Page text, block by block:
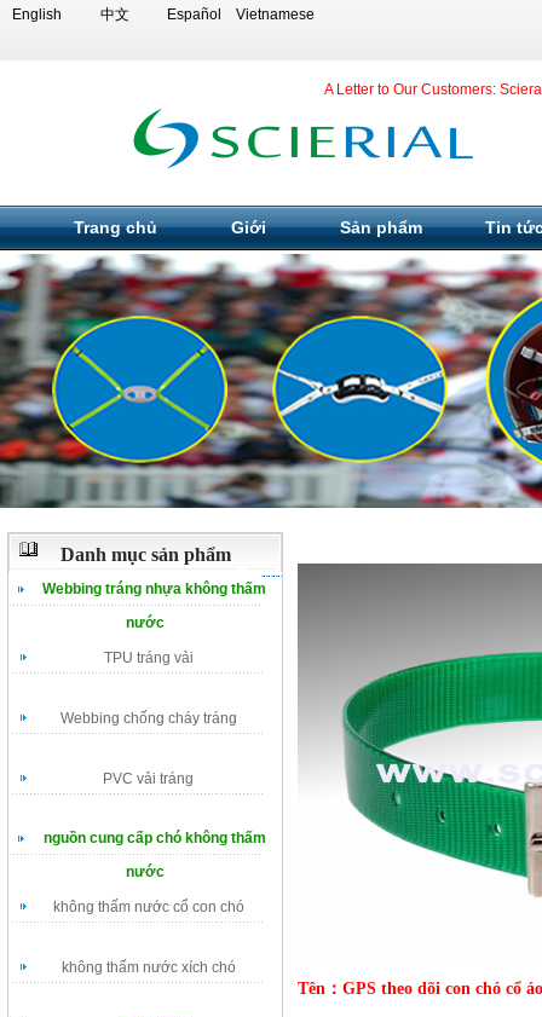
English 中文 Español Vietnamese
A Letter to Our Customers:
Trang chủ Giới Sản phẩm Tin
Danh mục sản phẩm
Webbing tráng nhựa không thấm
nước
TPU tráng vải
Webbing chống cháy tráng
PVC vải tráng
nguồn cung cấp chó không thấm
nước
không thấm nước cổ con chó
không thấm nước xích chó
Tên：GPS theo dõi con chó cổ áo